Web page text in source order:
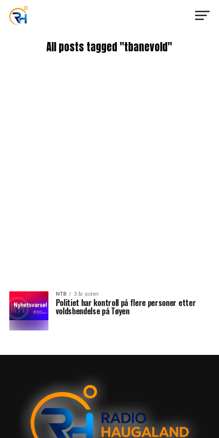
All posts tagged "tbanevold"
NTB 3 år siden
Politiet har kontroll på flere personer etter
voldshendelse på Tøyen